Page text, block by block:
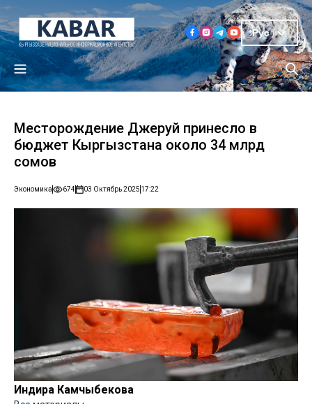
Рус
Месторождение Джеруй принесло в
бюджет Кыргызстана около 34 млрд
сомов
Экономика 674 03 Октябрь 2025 17:22
Индира Камчыбекова